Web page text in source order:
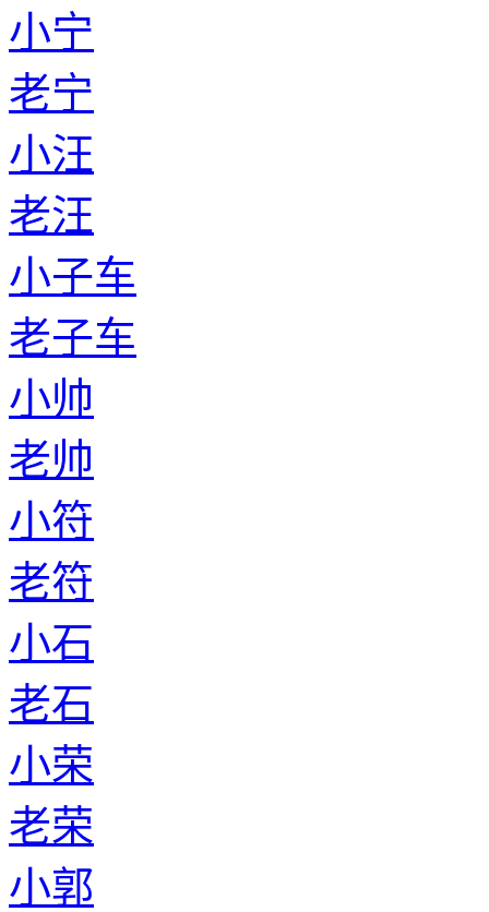
小宁
老宁
小汪
老汪
小子车
老子车
小帅
老帅
小符
老符
小石
老石
小荣
老荣
小郭